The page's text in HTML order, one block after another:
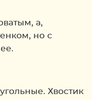
а,
но с
Хвостик